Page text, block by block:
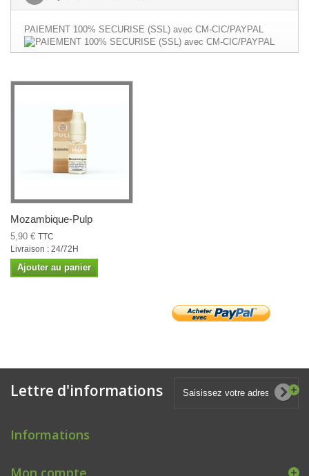
PAIEMENT 100% SECURISE (SSL) avec CM-CIC/PAYPAL
Mozambique-Pulp
5,90 € TTC
Livraison : 24/72H
Ajouter au panier
Lettre d'informations
Informations
Mon compte